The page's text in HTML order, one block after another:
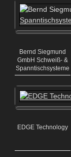
Bernd Siegmund
GmbH Schweiß- &
Spanntischsysteme
EDGE Technology